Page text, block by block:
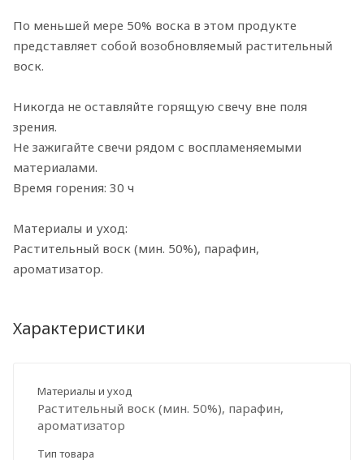
По меньшей мере 50% воска в этом продукте
представляет собой возобновляемый растительный
воск.
Никогда не оставляйте горящую свечу вне поля
зрения.
Не зажигайте свечи рядом с воспламеняемыми
материалами.
Время горения: 30 ч
Материалы и уход:
Растительный воск (мин. 50%), парафин,
ароматизатор.
Характеристики
Материалы и уход
Растительный воск (мин. 50%), парафин,
ароматизатор
Тип товара